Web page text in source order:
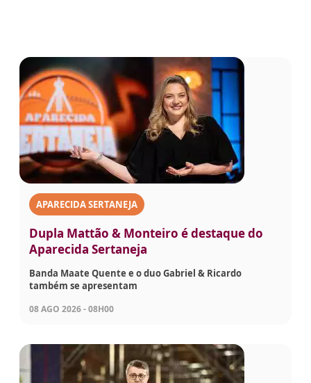
APARECIDA SERTANEJA
Dupla Mattão & Monteiro é destaque do
Aparecida Sertaneja
Banda Maate Quente e o duo Gabriel & Ricardo
também se apresentam
08 AGO 2026 - 08H00